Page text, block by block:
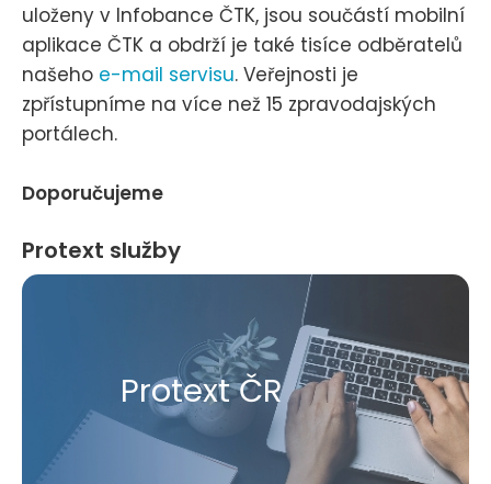
uloženy v Infobance ČTK, jsou součástí mobilní
aplikace ČTK a obdrží je také tisíce odběratelů
našeho e-mail servisu. Veřejnosti je
zpřístupníme na více než 15 zpravodajských
portálech.
Doporučujeme
Protext služby
Protext ČR